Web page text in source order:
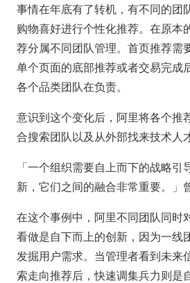
事情在年底有了转机，有不同的团
购物喜好进行个性化推荐。在原本
荐分属不同团队管理。首页推荐需
单个页面的底部推荐或者交易完成
各个品类团队在负责。
意识到这个变化后，阿里将各个推
合搜索团队以及从外部找来技术人
「一个组织需要自上而下的战略引
新，它们之间的融合非常重要。」
在这个事例中，阿里不同团队同时
看做是自下而上的创新，因为一线
发掘用户需求。当管理者看到未来
索走向推荐后，快速调集兵力则是